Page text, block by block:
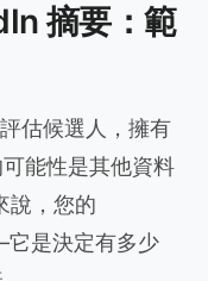
摘要：範
估候選人，擁有
能性是其他資料
說，您的
是決定有多少